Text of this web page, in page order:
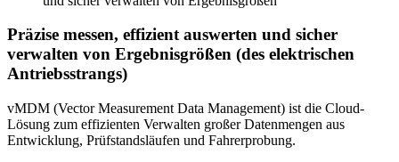
Präzise messen, effizient auswerten und sicher
verwalten von Ergebnisgrößen (des elektrischen
Antriebsstrangs)
vMDM (Vector Measurement Data Management) ist die Cloud-
Lösung zum effizienten Verwalten großer Datenmengen aus
Entwicklung, Prüfstandsläufen und Fahrerprobung.